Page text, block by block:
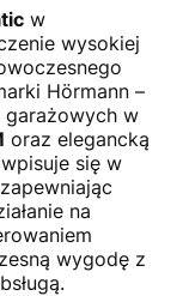
w
wysokiej
Hörmann –
w
oraz elegancką
się w
na
wygodę z